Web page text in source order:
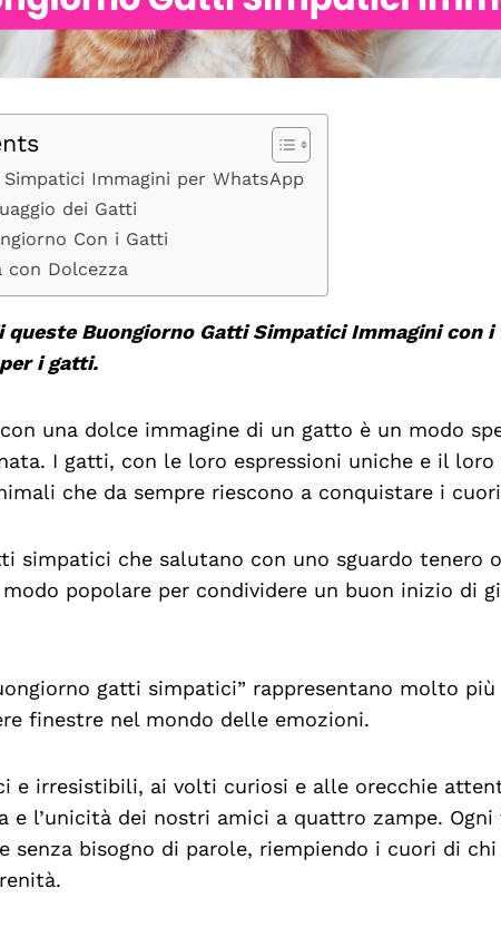
Immagini per WhatsApp
dei Gatti
Con i Gatti
con Dolcezza
queste Buongiorno Gatti Simpatici Immagini con
i gatti.
con una dolce immagine di un gatto è un modo
I gatti, con le loro espressioni uniche e il
che da sempre riescono a conquistare i
simpatici che salutano con uno sguardo tenero
popolare per condividere un buon inizio di
gatti simpatici” rappresentano molto
finestre nel mondo delle emozioni.
e irresistibili, ai volti curiosi e alle orecchie
e l’unicità dei nostri amici a quattro zampe.
senza bisogno di parole, riempiendo i cuori di